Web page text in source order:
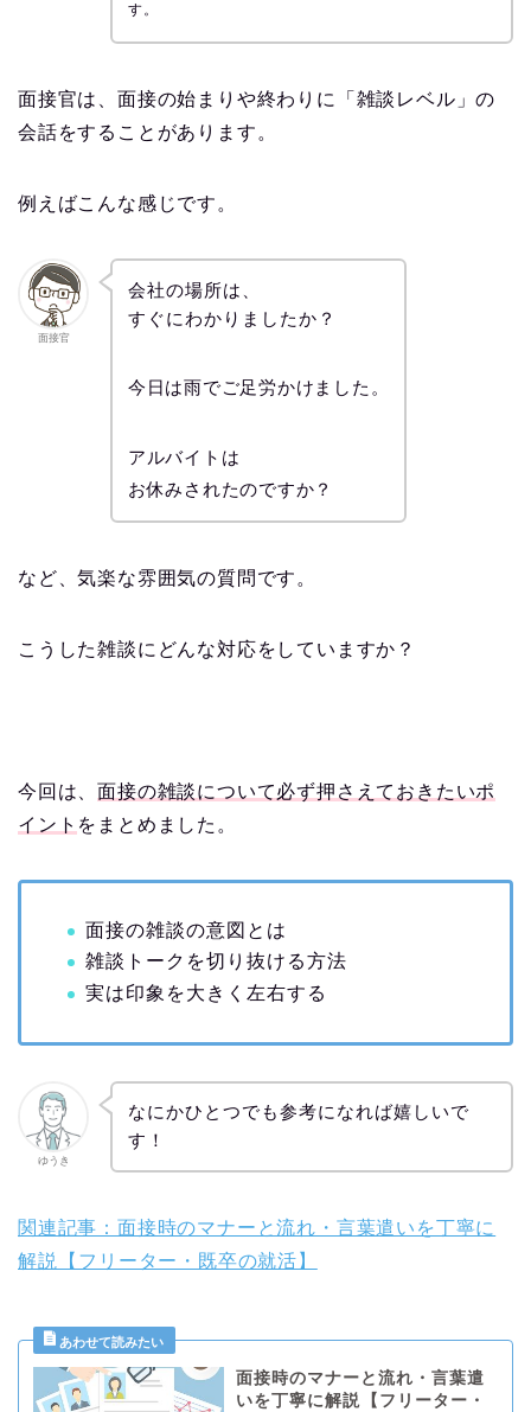
す。
面接官は、面接の始まりや終わりに「雑談レベル」の
会話をすることがあります。
例えばこんな感じです。
面接官
会社の場所は、
すぐにわかりましたか？
今日は雨でご足労かけました。
アルバイトは
お休みされたのですか？
など、気楽な雰囲気の質問です。
こうした雑談にどんな対応をしていますか？
今回は、面接の雑談について必ず押さえておきたいポ
イント をまとめました。
面接の雑談の意図とは
雑談トークを切り抜ける方法
実は印象を大きく左右する
ゆうき
なにかひとつでも参考になれば嬉しいで
す！
関連記事：面接時のマナーと流れ・言葉遣いを丁寧に
解説【フリーター・既卒の就活】
面接時のマナーと流れ・言葉遣
いを丁寧に解説【フリーター・